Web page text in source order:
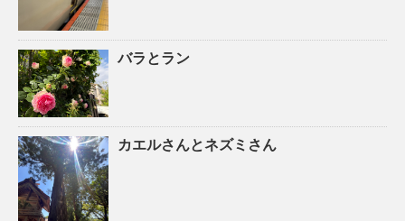
バラとラン
カエルさんとネズミさん